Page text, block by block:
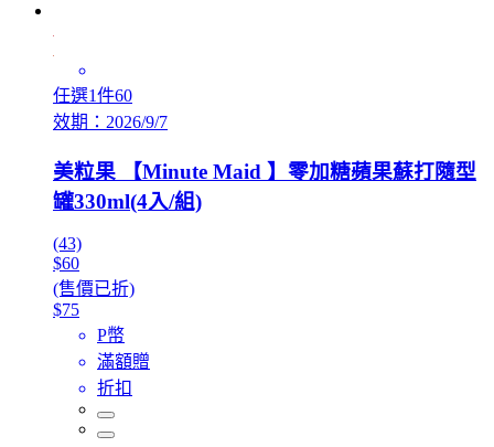
任選1件60
效期：2026/9/7
美粒果 【Minute Maid 】零加糖蘋果蘇打隨型
罐330ml(4入/組)
(43)
$60
(售價已折)
$75
P幣
滿額贈
折扣